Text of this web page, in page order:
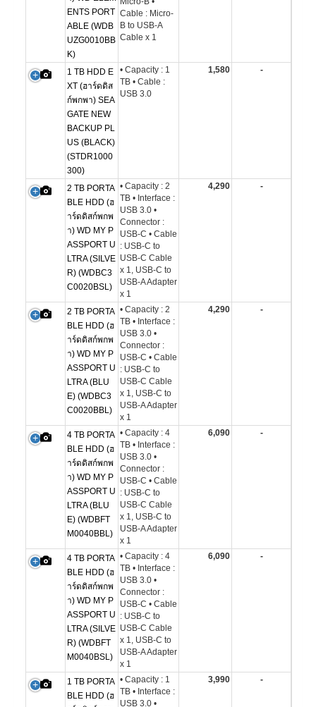
ENTS PORT
ABLE (WDB
UZG0010BB
K)
Cable : Micro-
B to USB-A
Cable x 1
1 TB HDD E
XT (ฮาร์ดดิส
ก์พกพา) SEA
GATE NEW
BACKUP PL
US (BLACK)
(STDR1000
300)
• Capacity : 1
TB • Cable :
USB 3.0
1,580 -
2 TB PORTA
BLE HDD (ฮ
าร์ดดิสก์พกพ
า) WD MY P
ASSPORT U
LTRA (SILVE
R) (WDBC3
C0020BSL)
• Capacity : 2
TB • Interface :
USB 3.0 •
Connector :
USB-C • Cable
: USB-C to
USB-C Cable
x 1, USB-C to
USB-A Adapter
x 1
4,290 -
2 TB PORTA
BLE HDD (ฮ
าร์ดดิสก์พกพ
า) WD MY P
ASSPORT U
LTRA (BLU
E) (WDBC3
C0020BBL)
• Capacity : 2
TB • Interface :
USB 3.0 •
Connector :
USB-C • Cable
: USB-C to
USB-C Cable
x 1, USB-C to
USB-A Adapter
x 1
4,290 -
4 TB PORTA
BLE HDD (ฮ
าร์ดดิสก์พกพ
า) WD MY P
ASSPORT U
LTRA (BLU
E) (WDBFT
M0040BBL)
• Capacity : 4
TB • Interface :
USB 3.0 •
Connector :
USB-C • Cable
: USB-C to
USB-C Cable
x 1, USB-C to
USB-A Adapter
x 1
6,090 -
4 TB PORTA
BLE HDD (ฮ
าร์ดดิสก์พกพ
า) WD MY P
ASSPORT U
LTRA (SILVE
R) (WDBFT
M0040BSL)
• Capacity : 4
TB • Interface :
USB 3.0 •
Connector :
USB-C • Cable
: USB-C to
USB-C Cable
x 1, USB-C to
USB-A Adapter
x 1
6,090 -
1 TB PORTA
BLE HDD (ฮ
• Capacity : 1
TB • Interface :
USB 3.0 •
3,990 -